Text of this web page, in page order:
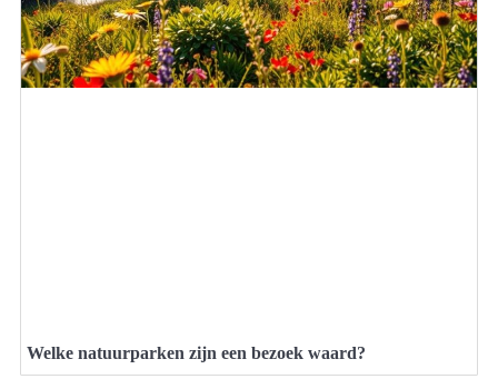
Welke natuurparken zijn een bezoek waard?